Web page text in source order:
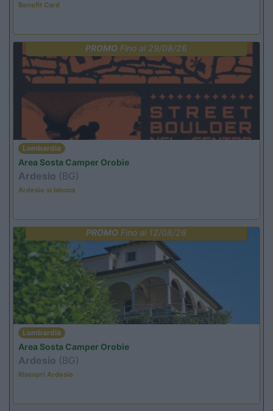
Benefit Card
PROMO Fino al 29/08/26
Lombardia
Area Sosta Camper Orobie
Ardesio (BG)
Ardesio si blocca
PROMO Fino al 12/08/26
Lombardia
Area Sosta Camper Orobie
Ardesio (BG)
Riscopri Ardesio